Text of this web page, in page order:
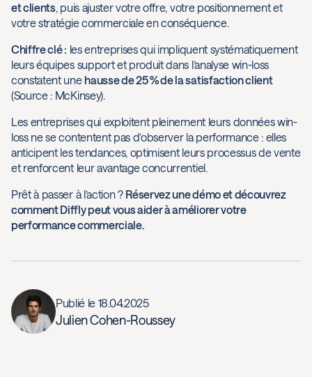
et clients, puis ajuster votre offre, votre positionnement et
votre stratégie commerciale en conséquence.
Chiffre clé : les entreprises qui impliquent systématiquement
leurs équipes support et produit dans l’analyse win-loss
constatent une hausse de 25 % de la satisfaction client
(Source : McKinsey).
Les entreprises qui exploitent pleinement leurs données win-
loss ne se contentent pas d’observer la performance : elles
anticipent les tendances, optimisent leurs processus de vente
et renforcent leur avantage concurrentiel.
Prêt à passer à l’action ? Réservez une démo et découvrez
comment Diffly peut vous aider à améliorer votre
performance commerciale.
Publié le 18.04.2025
Julien Cohen-Roussey